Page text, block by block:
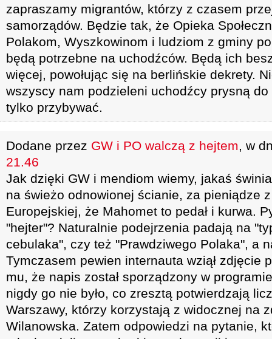
zapraszamy migrantów, którzy z czasem
samorządów. Będzie tak, że Opieka
Polakom, Wyszkowinom i ludziom z gminy
będą potrzebne na uchodźców. Będą ich
więcej, powołując się na berlińskie dekrety.
wszyscy nam podzieleni uchodźcy prysną
tylko przybywać.
Dodane przez GW i PO walczą z hejtem, w
21.46
Jak dzięki GW i mendiom wiemy, jakaś
na świeżo odnowionej ścianie, za pieniądze
Europejskiej, że Mahomet to pedał i kurwa.
"hejter"? Naturalnie podejrzenia padają na
cebulaka", czy też "Prawdziwego Polaka", a
Tymczasem pewien internauta wziął zdjęcie
mu, że napis został sporządzony w
nigdy go nie było, co zresztą potwierdzają
Warszawy, którzy korzystają z widocznej na
Wilanowska. Zatem odpowiedzi na pytanie,